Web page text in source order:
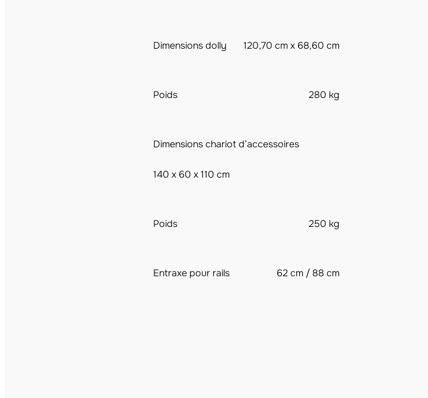
Dimensions dolly 120,70 cm x 68,60 cm
Poids 280 kg
Dimensions chariot d’accessoires
140 x 60 x 110 cm
Poids 250 kg
Entraxe pour rails 62 cm / 88 cm